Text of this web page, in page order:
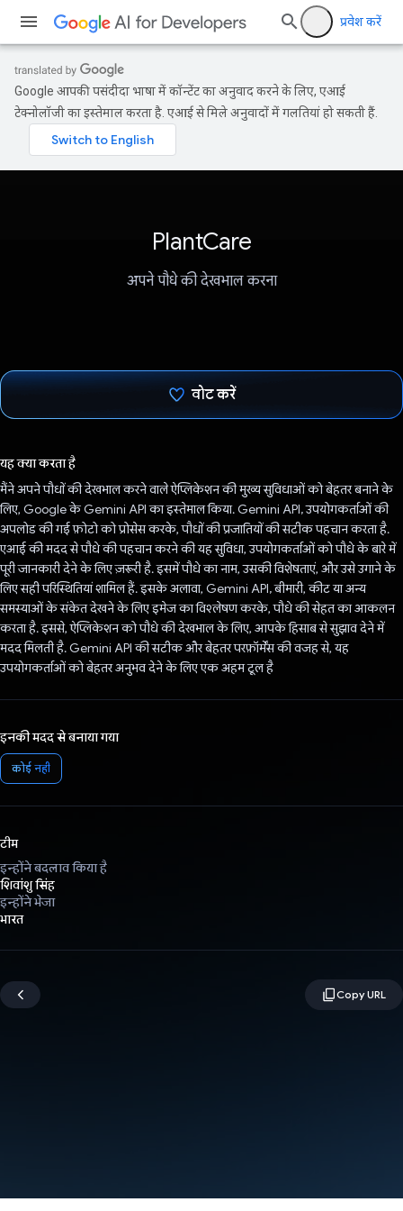
प्रवेश करें
Google आपकी पसंदीदा भाषा में कॉन्टेंट का अनुवाद करने के लिए, एआई
टेक्नोलॉजी का इस्तेमाल करता है. एआई से मिले अनुवादों में गलतियां हो सकती हैं.
PlantCare
अपने पौधे की देखभाल करना
वोट करें
यह क्या करता है
मैंने अपने पौधों की देखभाल करने वाले ऐप्लिकेशन की मुख्य सुविधाओं को बेहतर बनाने के
लिए, Google के Gemini API का इस्तेमाल किया. Gemini API, उपयोगकर्ताओं की
अपलोड की गई फ़ोटो को प्रोसेस करके, पौधों की प्रजातियों की सटीक पहचान करता है.
एआई की मदद से पौधे की पहचान करने की यह सुविधा, उपयोगकर्ताओं को पौधे के बारे में
पूरी जानकारी देने के लिए ज़रूरी है. इसमें पौधे का नाम, उसकी विशेषताएं, और उसे उगाने के
लिए सही परिस्थितियां शामिल हैं. इसके अलावा, Gemini API, बीमारी, कीट या अन्य
समस्याओं के संकेत देखने के लिए इमेज का विश्लेषण करके, पौधे की सेहत का आकलन
करता है. इससे, ऐप्लिकेशन को पौधे की देखभाल के लिए, आपके हिसाब से सुझाव देने में
मदद मिलती है. Gemini API की सटीक और बेहतर परफ़ॉर्मेंस की वजह से, यह
उपयोगकर्ताओं को बेहतर अनुभव देने के लिए एक अहम टूल है
इनकी मदद से बनाया गया
कोई नहीं
टीम
इन्होंने बदलाव किया है
शिवांशु सिंह
इन्होंने भेजा
भारत